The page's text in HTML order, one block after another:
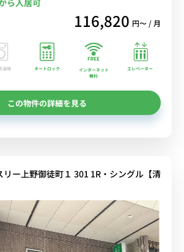
ら入居可
116,820 円〜 / 月
濯機 オートロック
インターネット
無料
エレベーター
この物件の詳細を見る
リー上野御徒町１ 301 1R・シングル【清